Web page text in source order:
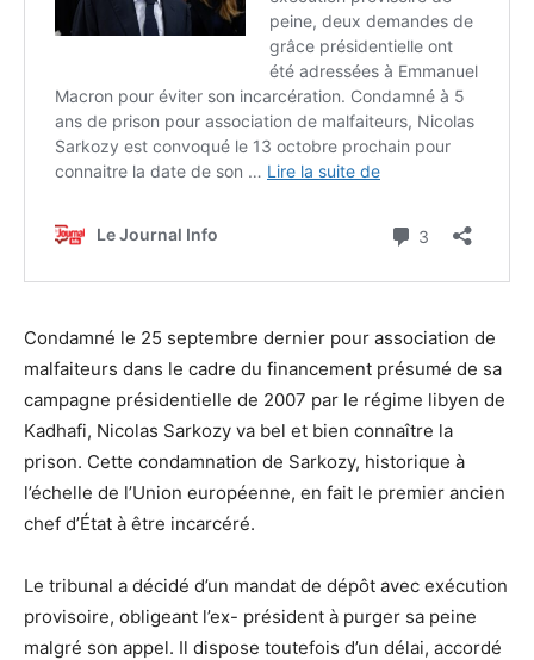
Condamné le 25 septembre dernier pour association de
malfaiteurs dans le cadre du financement présumé de sa
campagne présidentielle de 2007 par le régime libyen de
Kadhafi, Nicolas Sarkozy va bel et bien connaître la
prison. Cette condamnation de Sarkozy, historique à
l’échelle de l’Union européenne, en fait le premier ancien
chef d’État à être incarcéré.
Le tribunal a décidé d’un mandat de dépôt avec exécution
provisoire, obligeant l’ex- président à purger sa peine
malgré son appel. Il dispose toutefois d’un délai, accordé